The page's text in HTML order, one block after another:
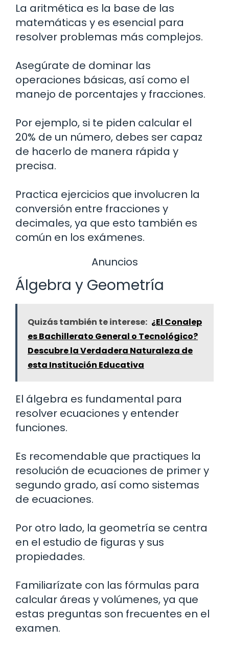
La aritmética es la base de las
matemáticas y es esencial para
resolver problemas más complejos.
Asegúrate de dominar las
operaciones básicas, así como el
manejo de porcentajes y fracciones.
Por ejemplo, si te piden calcular el
20% de un número, debes ser capaz
de hacerlo de manera rápida y
precisa.
Practica ejercicios que involucren la
conversión entre fracciones y
decimales, ya que esto también es
común en los exámenes.
Anuncios
Álgebra y Geometría
Quizás también te interese: ¿El Conalep
es Bachillerato General o Tecnológico?
Descubre la Verdadera Naturaleza de
esta Institución Educativa
El álgebra es fundamental para
resolver ecuaciones y entender
funciones.
Es recomendable que practiques la
resolución de ecuaciones de primer y
segundo grado, así como sistemas
de ecuaciones.
Por otro lado, la geometría se centra
en el estudio de figuras y sus
propiedades.
Familiarízate con las fórmulas para
calcular áreas y volúmenes, ya que
estas preguntas son frecuentes en el
examen.